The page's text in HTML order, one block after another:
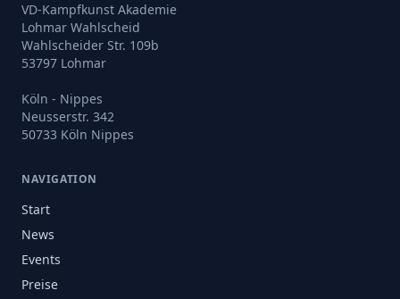
VD-Kampfkunst Akademie
Lohmar Wahlscheid
Wahlscheider Str. 109b
53797 Lohmar
Köln - Nippes
Neusserstr. 342
50733 Köln Nippes
NAVIGATION
Start
News
Events
Preise